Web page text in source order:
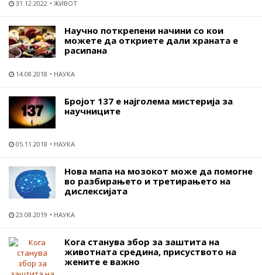
31.12.2022 ЖИВОТ
Научно поткрепени начини со кои
можете да откриете дали храната е
расипана
14.08.2018 НАУКА
Бројот 137 е најголема мистерија за
научниците
05.11.2018 НАУКА
Нова мапа на мозокот може да помогне
во разбирањето и третирањето на
дислексијата
23.08.2019 НАУКА
Кога станува збор за заштита на
животната средина, присуството на
жените е важно